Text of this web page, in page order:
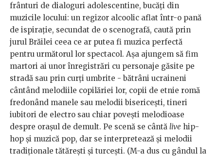
frânturi de dialoguri adolescentine, bucăți din
muzicile locului: un regizor alcoolic aflat într-o pană
de ispirație, secundat de o scenografă, caută prin
jurul Brăilei ceea ce ar putea fi muzica perfectă
pentru următorul lor spectacol. Așa ajungem să fim
martori ai unor înregistrări cu personaje găsite pe
stradă sau prin curți umbrite - bătrâni ucraineni
cântând melodiile copilăriei lor, copii de etnie romă
fredonând manele sau melodii bisericești, tineri
iubitori de electro sau chiar povești melodioase
despre orașul de demult. Pe scenă se cântă live hip-
hop și muzică pop, dar se interpretează și melodii
tradiționale tătărești și turcești. (M-a dus cu gândul la